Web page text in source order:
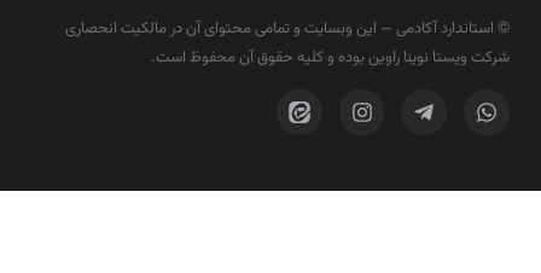
© استاندارد آکادمی — این وبسایت و تمامی محتوای آن در مالکیت انحصاری
شرکت ویستا نوینا راوین بوده و کلیه حقوق آن محفوظ است.